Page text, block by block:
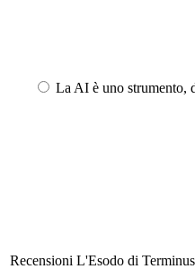
La AI è uno strumento,
Recensioni L'Esodo di Terminus